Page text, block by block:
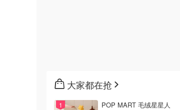
大家都在抢
POP MART 毛绒星星人